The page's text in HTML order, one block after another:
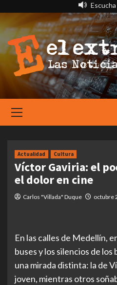
contenido
Menu
Actualidad Cultura
Víctor Gaviria: el
el dolor en cine
Carlos "Villada" Duque octubre
En las calles de Medellín,
buses y los silencios de
una mirada distinta: la de
joven, mientras otros